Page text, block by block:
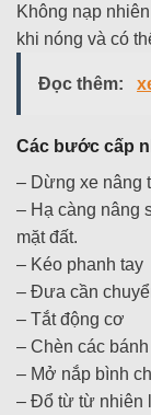
Không nạp
khi nóng và có
Đọc thêm:
Các bước cấp
– Dừng xe nâng
– Hạ càng nâng
mặt đất.
– Kéo phanh tay
– Đưa cần
– Tắt động cơ
– Chèn các
– Mở nắp bình
– Đổ từ từ nhiên